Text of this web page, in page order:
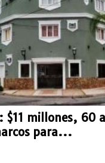
$11 millones, 60
para...